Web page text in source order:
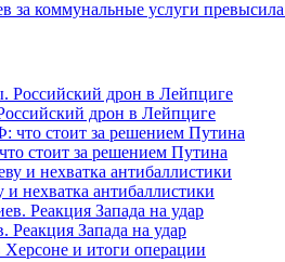
за коммунальные услуги
дрон в Лейпциге
стоит за решением Путина
нехватка антибаллистики
Реакция Запада на удар